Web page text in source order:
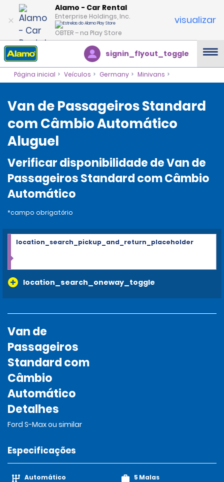
Alamo - Car Rental
Enterprise Holdings, Inc.
OBTER – na Play Store
visualizar
signin_flyout_toggle
Página inicial Veículos Germany Minivans
Van de Passageiros Standard
com Câmbio Automático
Aluguel
Verificar disponibilidade de Van de
Passageiros Standard com Câmbio
Automático
*campo obrigatório
location_search_oneway_toggle
location_search_pickup_and_return_placeholder
Van de
Passageiros
Standard com
Câmbio
Automático
Detalhes
Ford S-Max ou similar
Especificações
Automático 5 Malas